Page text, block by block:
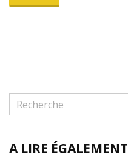
A LIRE ÉGALEMENT